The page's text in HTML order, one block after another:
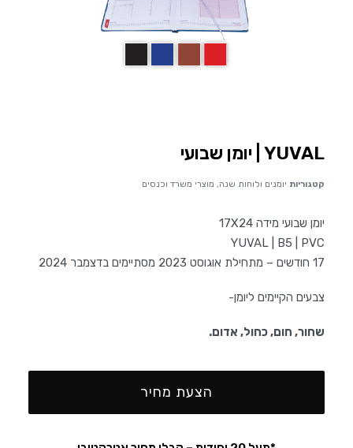
YUVAL | יומן שבועי
קטגוריות יומנים ולוחות שנה, מוצרי משרד וכנסים
יומן שבועי מידה 17X24
YUVAL | B5 | PVC
17 חודשים – מתחילת אוגוסט 2023 מסתיימים בדצמבר 2024
צבעים הקיימים ליומן-
שחור, חום, כחול, אדום.
הצעת מחיר